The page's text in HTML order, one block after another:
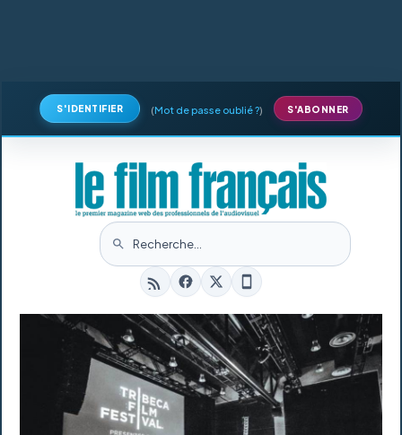
S'IDENTIFIER (Mot de passe oublié ?) S'ABONNER